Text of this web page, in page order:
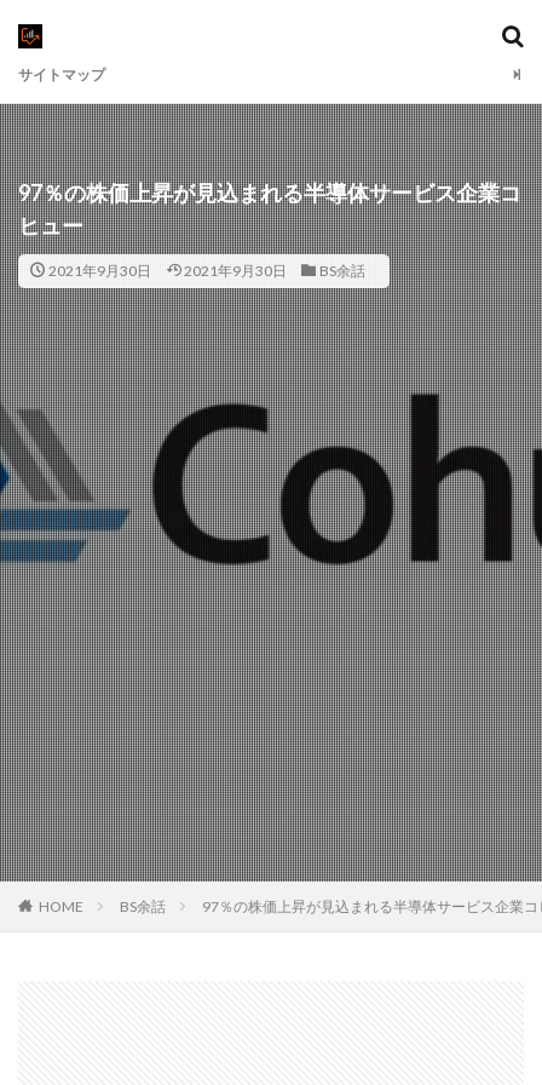
サイトマップ
97％の株価上昇が見込まれる半導体サービス企業コ
ヒュー
2021年9月30日 2021年9月30日 BS余話
HOME BS余話 97％の株価上昇が見込まれる半導体サービス企業コ